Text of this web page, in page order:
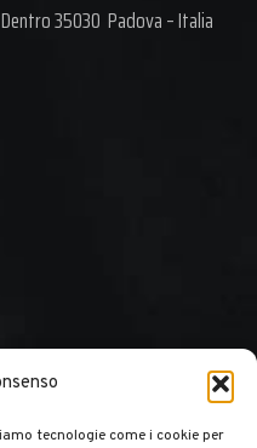
tecnologie come i cookie per
35030 Padova – Italia